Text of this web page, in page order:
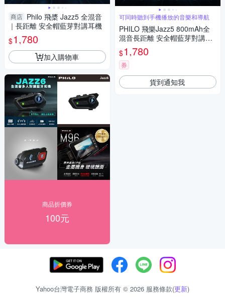
商店 Philo 飛槳 Jazz5 全混音
｜長距離 安全帽藍芽對講耳機
$1,780
加入購物車
商品折價券
100元
可同時聽到手機播放的音樂和導航
PHILO 飛樂Jazz5 800mAh全
混音長距離 安全帽藍芽對講耳
機 保固2年(機車耳機/安全帽耳
機/機車藍芽)
$1,780
券
貨到通知我
Yahoo台灣電子商務 版權所有 © 2026 服務條款(更新)